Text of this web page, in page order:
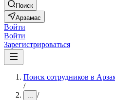
Поиск
Арзамас
Войти
Войти
Зарегистрироваться
Поиск сотрудников в
/
... /